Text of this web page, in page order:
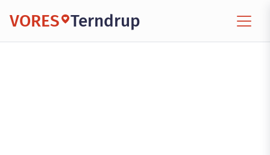
VORES Terndrup